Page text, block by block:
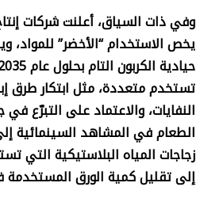
وفي ذات السياق، أعلنت شركات
يخص الاستخدام “الأخضر” للمواد،
تستخدم متعددة، مثل ابتكار طرق
النفايات، والاعتماد على التبرّع
الطعام في المشاهد السينمائية
زجاجات المياه البلاستيكية التي
إلى تقليل كمية الورق